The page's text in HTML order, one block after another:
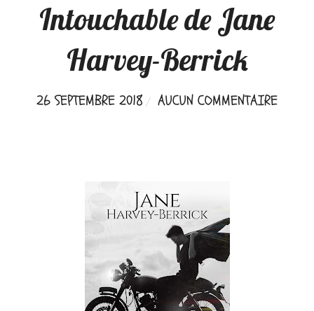
Intouchable de Jane
Harvey-Berrick
26 SEPTEMBRE 2018 AUCUN COMMENTAIRE